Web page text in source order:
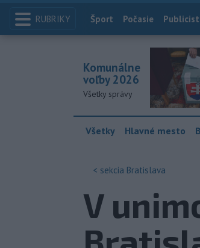
RUBRIKY Index
Šport Počasie
Komunálne
voľby 2026
Všetky správy
Všetky Hlavné mesto
< sekcia Bratislava
V